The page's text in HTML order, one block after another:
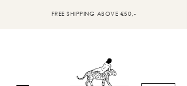
FREE SHIPPING ABOVE €50,-